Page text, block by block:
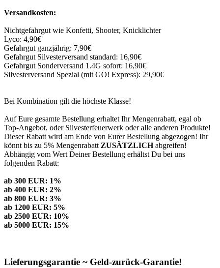
Versandkosten:
Nichtgefahrgut wie Konfetti, Shooter, Knicklichter
Lyco: 4,90€
Gefahrgut ganzjährig: 7,90€
Gefahrgut Silvesterversand standard: 16,90€
Gefahrgut Sonderversand 1.4G sofort: 16,90€
Silvesterversand Spezial (mit GO! Express): 29,90€
Bei Kombination gilt die höchste Klasse!
Auf Eure gesamte Bestellung erhaltet Ihr Mengenrabatt, egal ob
Top-Angebot, oder Silvesterfeuerwerk oder alle anderen Produkte!
Dieser Rabatt wird am Ende von Eurer Bestellung abgezogen! Ihr
könnt bis zu 5% Mengenrabatt ZUSÄTZLICHabgreifen!
Abhängig vom Wert Deiner Bestellung erhältst Du bei uns
folgenden Rabatt:
ab 300 EUR: 1%
ab 400 EUR: 2%
ab 800 EUR: 3%
ab 1200 EUR: 5%
ab 2500 EUR: 10%
ab 5000 EUR: 15%
Lieferungsgarantie ~ Geld-zurück-Garantie!